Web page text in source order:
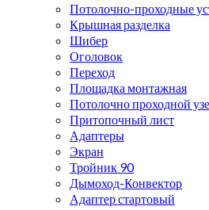
Потолочно-проходные
Крышная разделка
Шибер
Оголовок
Переход
Площадка монтажная
Потолочно проходной
Притопочный лист
Адаптеры
Экран
Тройник 90
Дымоход-Конвектор
Адаптер стартовый